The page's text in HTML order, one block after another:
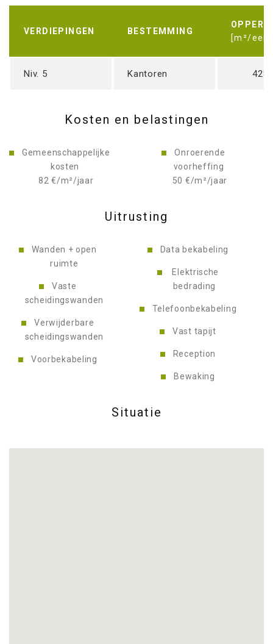
VERDIEPINGEN BESTEMMING
[m²/
Niv. 5 Kantoren 428
Kosten en belastingen
Gemeenschappelijke
kosten
82 €/m²/jaar
Onroerende
voorheffing
50 €/m²/jaar
Uitrusting
Wanden + open
ruimte
Vaste
scheidingswanden
Verwijderbare
scheidingswanden
Voorbekabeling
Data bekabeling
Elektrische
bedrading
Telefoonbekabeling
Vast tapijt
Reception
Bewaking
Situatie